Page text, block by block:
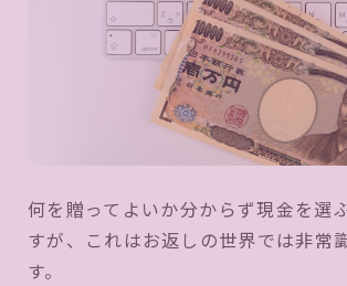
何を贈ってよいか分からず現金を選
すが、これはお返しの世界では非常
す。